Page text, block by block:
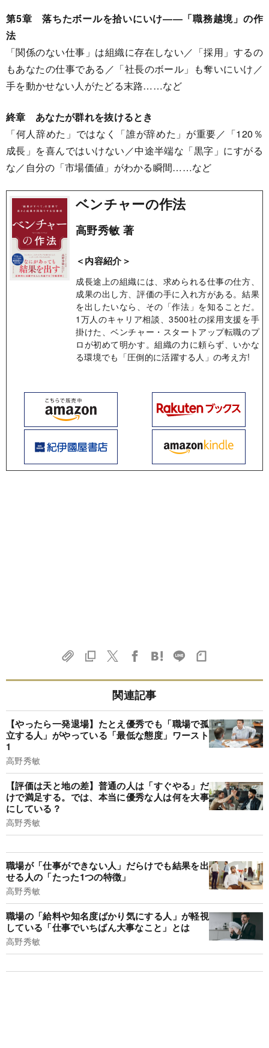
第5章 落ちたボールを拾いにいけ――「職務越境」の作
法
「関係のない仕事」は組織に存在しない／「採用」するの
もあなたの仕事である／「社長のボール」も奪いにいけ／
手を動かせない人がたどる末路……など
終章 あなたが群れを抜けるとき
「何人辞めた」ではなく「誰が辞めた」が重要／「120％
成長」を喜んではいけない／中途半端な「黒字」にすがる
な／自分の「市場価値」がわかる瞬間……など
ベンチャーの作法
高野秀敏 著
＜内容紹介＞
成長途上の組織には、求められる仕事の仕方、
成果の出し方、評価の手に入れ方がある。結果
を出したいなら、その「作法」を知ることだ。
1万人のキャリア相談、3500社の採用支援を手
掛けた、ベンチャー・スタートアップ転職のプ
ロが初めて明かす。組織の力に頼らず、いかな
る環境でも「圧倒的に活躍する人」の考え方!
関連記事
【やったら一発退場】たとえ優秀でも「職場で孤
立する人」がやっている「最低な態度」ワースト
1
高野秀敏
【評価は天と地の差】普通の人は「すぐやる」だ
けで満足する。では、本当に優秀な人は何を大事
にしている？
高野秀敏
職場が「仕事ができない人」だらけでも結果を出
せる人の「たった1つの特徴」
高野秀敏
職場の「給料や知名度ばかり気にする人」が軽視
している「仕事でいちばん大事なこと」とは
高野秀敏